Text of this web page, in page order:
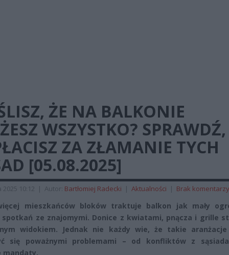
ŻE NA BALKONIE
WSZYSTKO?
ZA ZŁAMANIE TYCH
[05.08.2025]
10:12 | Autor: Bartłomiej Radecki | Aktualności | Brak komentarzy
mieszkańców bloków traktuje balkon jak mały
spotkań ze znajomymi. Donice z kwiatami, pnącza i grille
widokiem. Jednak nie każdy wie, że takie
się poważnymi problemami – od konfliktów z
mandaty.